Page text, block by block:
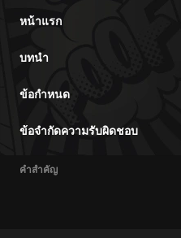
หน้าแรก
บทนำ
ข้อกำหนด
ข้อจำกัดความรับผิดชอบ
คำสำคัญ